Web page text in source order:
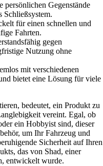
persönlichen Gegenstände
für einen schnellen und
Fahrten.
gegen
Nutzung ohne
mit verschiedenen
bietet eine Lösung für viele
bedeutet, ein Produkt zu
vereint. Egal, ob
ein Hobbyist sind, dieser
um Ihr Fahrzeug und
Sicherheit auf Ihren
das von Shad, einer
entwickelt wurde.